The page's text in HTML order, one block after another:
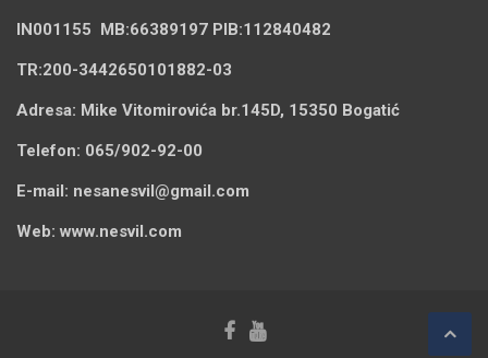
IN001155 MB:66389197 PIB:112840482
TR:200-3442650101882-03
Adresa: Mike Vitomirovića br.145D, 15350 Bogatić
Telefon: 065/902-92-00
E-mail: nesanesvil@gmail.com
Web: www.nesvil.com